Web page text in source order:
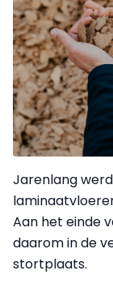
Jarenlang
Aan het einde
daarom in de
stortplaats.